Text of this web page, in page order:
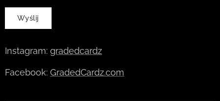
Wyślij
Instagram: gradedcardz
Facebook: GradedCardz.com